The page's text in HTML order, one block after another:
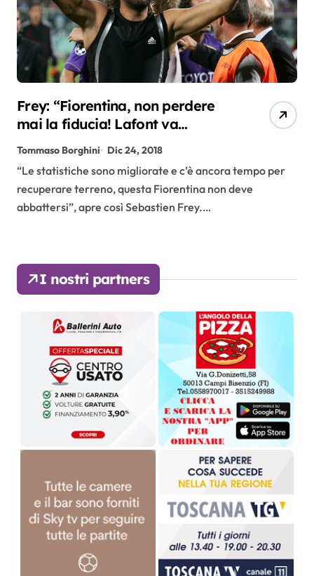
Frey: “Fiorentina, non perdere
mai la fiducia! Lafont va
sostenuto”
Tommaso Borghini Dic 24, 2018
“Le statistiche sono migliorate e c’è ancora tempo per
recuperare terreno, questa Fiorentina non deve
abbattersi”, apre così Sebastien Frey.…
I nostri partners